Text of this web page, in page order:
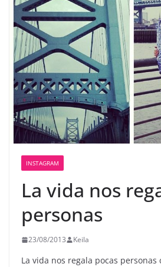
INSTAGRAM
La vida nos
personas
23/08/2013 Keila
La vida nos regala pocas personas